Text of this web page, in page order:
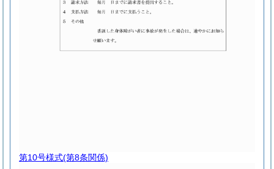
第10号様式(第8条関係)